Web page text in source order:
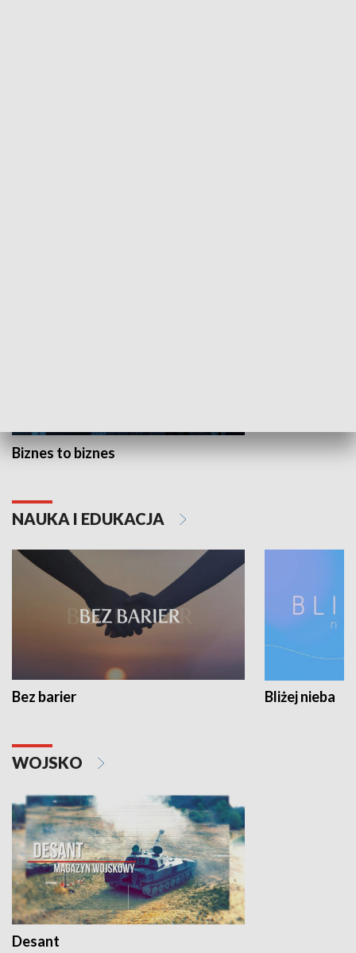
Biznes to biznes
NAUKA I EDUKACJA
Bez barier Bliżej nieba
WOJSKO
Desant